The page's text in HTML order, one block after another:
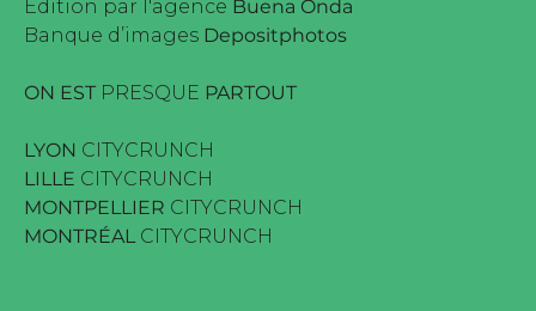
Edition par l'agence Buena Onda
Banque d’images Depositphotos
ON EST PRESQUE PARTOUT
LYON CITYCRUNCH
LILLE CITYCRUNCH
MONTPELLIER CITYCRUNCH
MONTRÉALCITYCRUNCH